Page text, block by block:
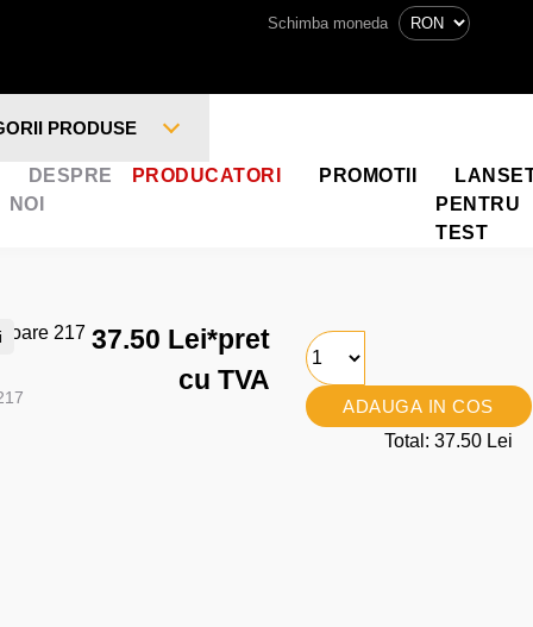
Schimba moneda
PRODUSE
DESPRE
NOI
PRODUCATORI PROMOTII
PENTRU
TEST
37.50 Lei*pret
cu TVA
ADAUGA IN COS
Total: 37.50 Lei